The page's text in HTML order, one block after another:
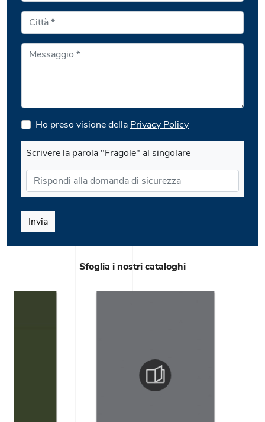
Sfoglia i nostri cataloghi
Ho preso visione della Privacy Policy
Scrivere la parola "Fragole" al singolare
Invia